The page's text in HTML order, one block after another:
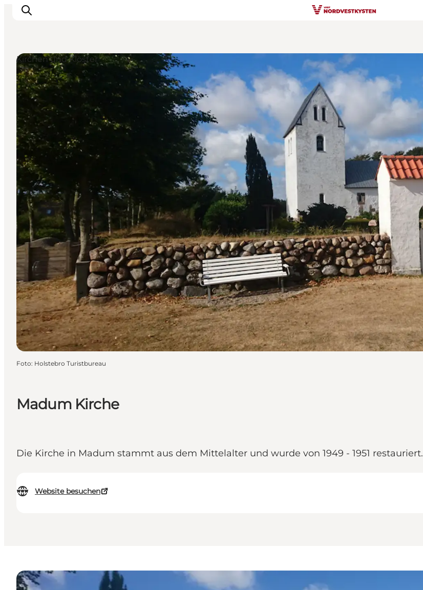
Urlaubsorte
Inspiration
Events
Unterkunft
Mach deine Urlaubsplanung
Madum Kirche
Die Kirche in Madum stammt aus dem Mittelalter und wurde von 1949 - 1951 restauriert.
Website besuchen
Kirchen und Klöster
Foto: Holstebro Turistbureau